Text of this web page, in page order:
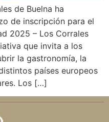
de Buelna ha
de inscripción para el
2025 – Los Corrales
que invita a los
la gastronomía, la
países europeos
Los […]